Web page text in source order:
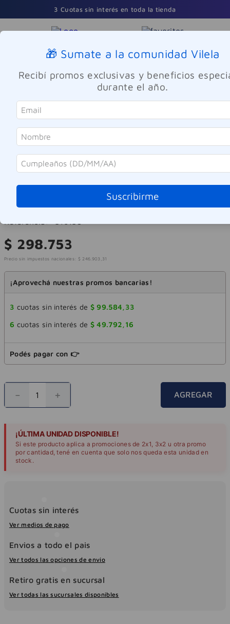
3 Cuotas sin interés en toda la tienda
Buscar
Perfumes y Fragancias Mujeres
Carolina Herrera
Set Perfume Carolina Herrera 212
VIP Rosé EDP Mujer 80ml
$ 298.753
Precio sin impuestos nacionales: $ 246.903 , 31
¡Aprovechá nuestras promos bancarias!
3 cuotas sin interés de $ 99.584, 33
6 cuotas sin interés de $ 49.792, 16
Podés pagar con 👉
＋
－ AGREGAR
¡ÚLTIMA UNIDAD DISPONIBLE!
Si este producto aplica a promociones de 2x1, 3x2 u otra promo
por cantidad, tené en cuenta que solo nos queda esta unidad en
stock.
Cuotas sin interés
Ver medios de pago
Envios a todo el pais
Ver todos las opciones de envio
Retiro gratis en sucursal
Ver todas las sucursales disponibles
🎁 Sumate a la comunidad Vilela
Recibí promos exclusivas y beneficios
durante el año.
Suscribirme